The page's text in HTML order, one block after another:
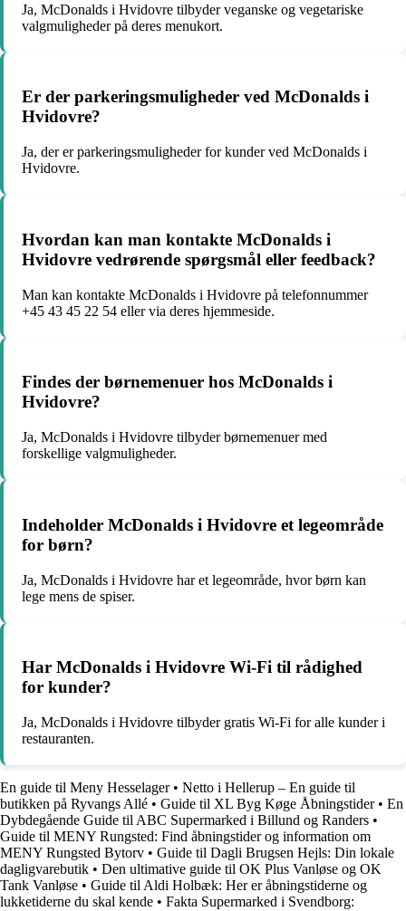
Ja, McDonalds i Hvidovre tilbyder veganske og vegetariske
valgmuligheder på deres menukort.
Er der parkeringsmuligheder ved McDonalds i
Hvidovre?
Ja, der er parkeringsmuligheder for kunder ved McDonalds i
Hvidovre.
Hvordan kan man kontakte McDonalds i
Hvidovre vedrørende spørgsmål eller feedback?
Man kan kontakte McDonalds i Hvidovre på telefonnummer
+45 43 45 22 54 eller via deres hjemmeside.
Findes der børnemenuer hos McDonalds i
Hvidovre?
Ja, McDonalds i Hvidovre tilbyder børnemenuer med
forskellige valgmuligheder.
Indeholder McDonalds i Hvidovre et legeområde
for børn?
Ja, McDonalds i Hvidovre har et legeområde, hvor børn kan
lege mens de spiser.
Har McDonalds i Hvidovre Wi-Fi til rådighed
for kunder?
Ja, McDonalds i Hvidovre tilbyder gratis Wi-Fi for alle kunder i
restauranten.
En guide til Meny Hesselager• Netto i Hellerup – En guide til
butikken på Ryvangs Allé • Guide til XL Byg Køge Åbningstider• En
Dybdegående Guide til ABC Supermarked i Billund og Randers •
Guide til MENY Rungsted: Find åbningstider og information om
MENY Rungsted Bytorv • Guide til Dagli Brugsen Hejls: Din lokale
dagligvarebutik • Den ultimative guide til OK Plus Vanløse og OK
Tank Vanløse • Guide til Aldi Holbæk: Her er åbningstiderne og
lukketiderne du skal kende • Fakta Supermarked i Svendborg: